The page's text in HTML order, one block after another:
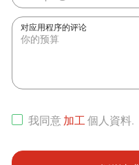
对应用程序的评论
我同意加工個人資料.